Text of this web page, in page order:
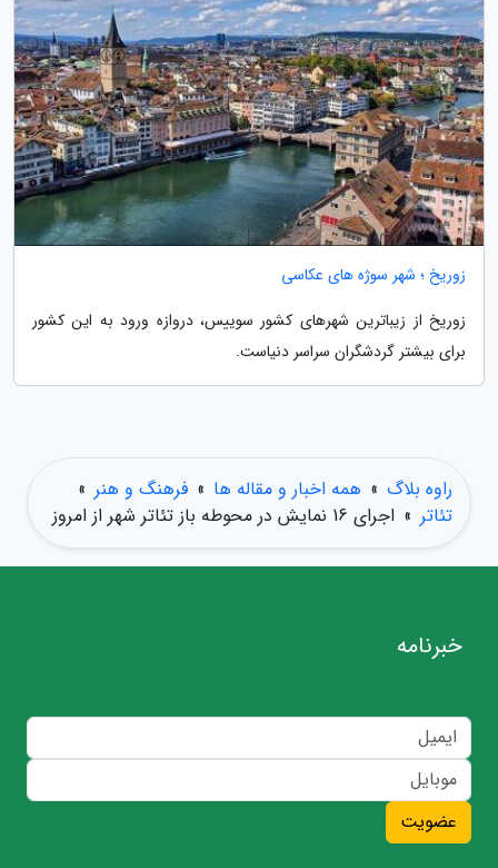
زوریخ ؛ شهر سوژه های عکاسی
زوریخ از زیباترین شهرهای کشور سوییس، دروازه ورود به این کشور
برای بیشتر گردشگران سراسر دنیاست.
راوه بلاگ » همه اخبار و مقاله ها » فرهنگ و هنر »
تئاتر » اجرای 16 نمایش در محوطه باز تئاتر شهر از امروز
خبرنامه
عضویت